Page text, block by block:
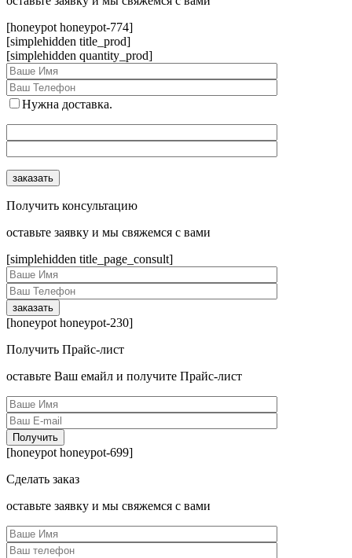
[honeypot honeypot-774]
[simplehidden title_prod]
[simplehidden quantity_prod]
Нужна доставка.
Получить консультацию
оcтавьте заявку и мы свяжемся с вами
[simplehidden title_page_consult]
[honeypot honeypot-230]
Получить Прайс-лист
оcтавьте Ваш емайл и получите Прайс-лист
[honeypot honeypot-699]
Сделать заказ
оcтавьте заявку и мы свяжемся с вами